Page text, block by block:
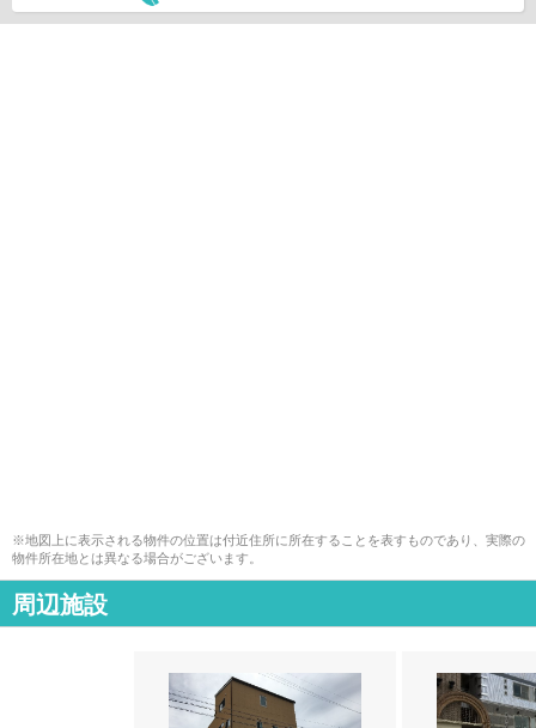
※地図上に表示される物件の位置は付近住所に所在することを表すものであり、実際の
物件所在地とは異なる場合がございます。
周辺施設